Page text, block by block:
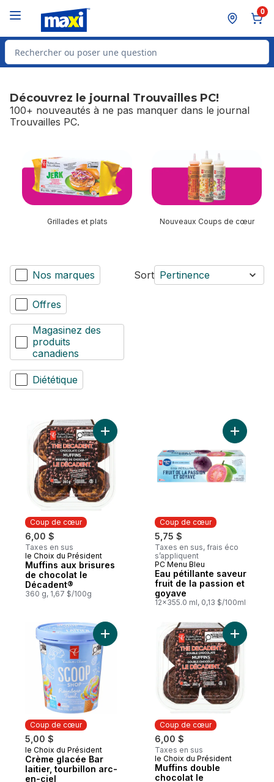
0
Rechercher des produits
Découvrez le journal Trouvailles PC!
100+ nouveautés à ne pas manquer dans le journal
Trouvailles PC.
sauter Découvrez le journal Trouvailles PC!
Grillades et plats Nouveaux Coups de cœur
Nos marques
Offres
Magasinez des
produits
canadiens
Diététique
Sort Pertinence
Coup de cœur
6,00 $
Taxes en sus
Coup de cœur
le Choix du Président
Muffins aux brisures
de chocolat le
Décadent®
360 g, 1,67 $/100g
Ajouter Muffins aux brisures de chocolat
Coup de cœur
5,75 $
Taxes en sus, frais éco
s’appliquent
Coup de cœur
PC Menu Bleu
Eau pétillante saveur
fruit de la passion et
goyave
12x355.0 ml, 0,13 $/100ml
Coup de cœur
5,00 $
Coup de cœur
le Choix du Président
Crème glacée Bar
laitier, tourbillon arc-
en-ciel
Ajouter Crème glacée Bar laitier,
Coup de cœur
6,00 $
Taxes en sus
Coup de cœur
le Choix du Président
Muffins double
chocolat le
Ajouter